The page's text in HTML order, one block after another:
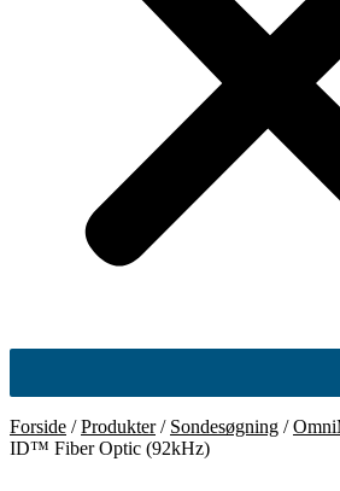
Forside /Produkter/ Sondesøgning /
ID™ Fiber Optic (92kHz)